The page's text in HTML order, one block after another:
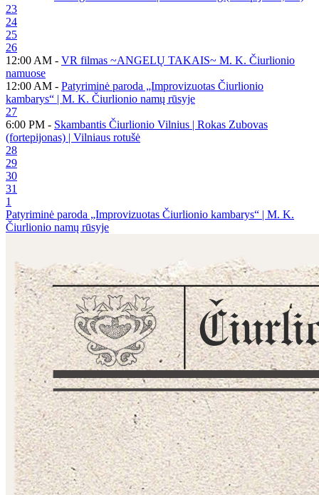
23
24
25
26
12:00 AM - VR filmas ~ANGELŲ TAKAIS~ M. K. Čiurlionio
namuose
12:00 AM - Patyriminė paroda „Improvizuotas Čiurlionio
kambarys“ | M. K. Čiurlionio namų rūsyje
27
6:00 PM - Skambantis Čiurlionio Vilnius | Rokas Zubovas
(fortepijonas) | Vilniaus rotušė
28
29
30
31
1
Patyriminė paroda „Improvizuotas Čiurlionio kambarys“ | M. K.
Čiurlionio namų rūsyje